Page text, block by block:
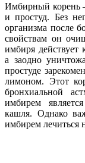
Имбирный корень
и простуд. Без
организма после
свойствам он
имбиря действует
а заодно
простуде
лимоном. Этот
бронхиальной
имбирем
кашля. Однако
имбирем лечиться